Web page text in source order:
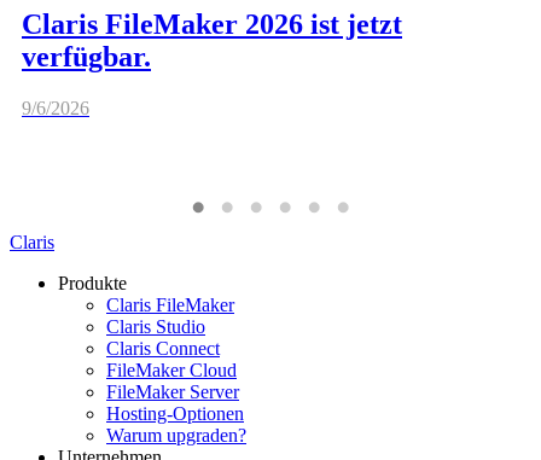
Claris FileMaker 2026 ist jetzt
verfügbar.
9/6/2026
Claris
Produkte
Claris FileMaker
Claris Studio
Claris Connect
FileMaker Cloud
FileMaker Server
Hosting-Optionen
Warum upgraden?